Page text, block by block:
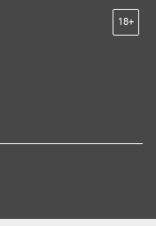
18+